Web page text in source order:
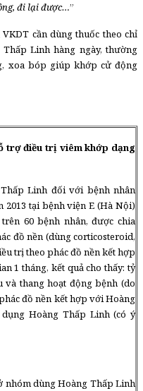
đi lại được…”
cần dùng thuốc theo chỉ
Linh hàng ngày, thường
xoa bóp giúp khớp cử động
trợ điều trị viêm khớp dạng
Linh đối với bệnh nhân
tại bệnh viện E (Hà Nội)
60 bệnh nhân, được chia
đồ nền (dùng corticosteroid,
trị theo phác đồ nền kết hợp
1 tháng, kết quả cho thấy: tỷ
và thang hoạt động bệnh (do
đồ nền kết hợp với Hoàng
Hoàng Thấp Linh (có ý
nhóm dùng Hoàng Thấp Linh